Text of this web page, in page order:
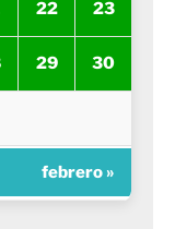
22 23
29 30
febrero »